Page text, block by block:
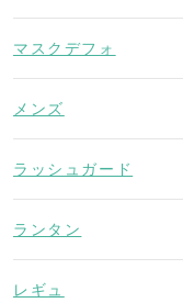
マスクデフォ
メンズ
ラッシュガード
ランタン
レギュ